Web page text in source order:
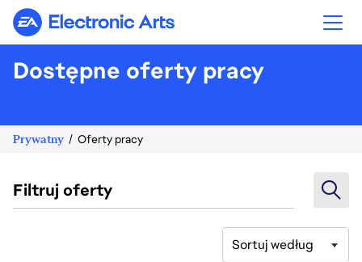
Electronic Arts
Dostępne oferty pracy
Prywatny Oferty pracy
Filtruj oferty
Sortuj według